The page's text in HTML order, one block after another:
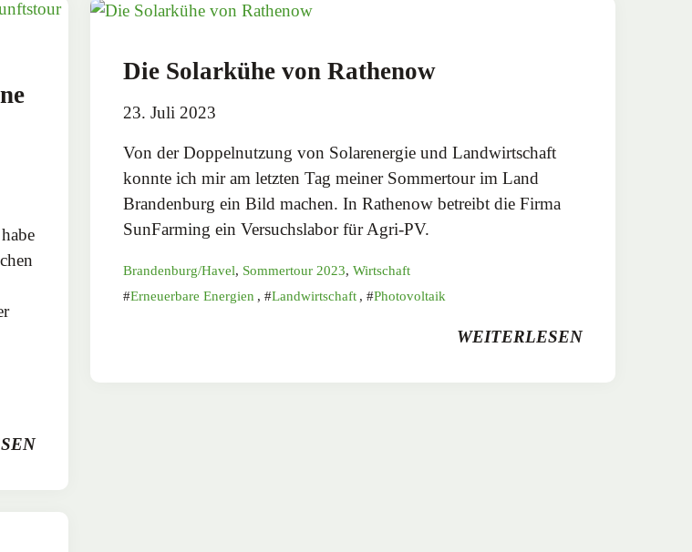
Die Solarkühe von Rathenow
23. Juli 2023
Von der Doppelnutzung von Solarenergie und Landwirtschaft
konnte ich mir am letzten Tag meiner Sommertour im Land
Brandenburg ein Bild machen. In Rathenow betreibt die Firma
SunFarming ein Versuchslabor für Agri-PV.
Brandenburg/Havel, Sommertour 2023, Wirtschaft
Erneuerbare Energien , Landwirtschaft , Photovoltaik
WEITERLESEN